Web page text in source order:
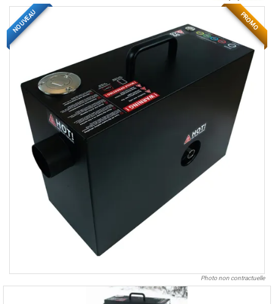
PROMO
NOUVEAU
Photo non contractuelle